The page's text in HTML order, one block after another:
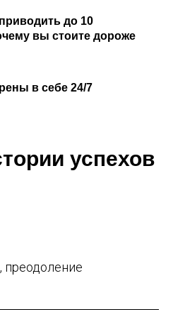
до 10
вы стоите дороже
в себе 24/7
успехов
преодоление